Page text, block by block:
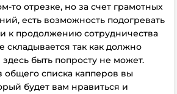
то отрезке, но за счет грамотных
есть возможность подогревать
к продолжению сотрудничества
складывается так как должно
быть попросту не может.
общего списка капперов вы
будет вам нравиться и